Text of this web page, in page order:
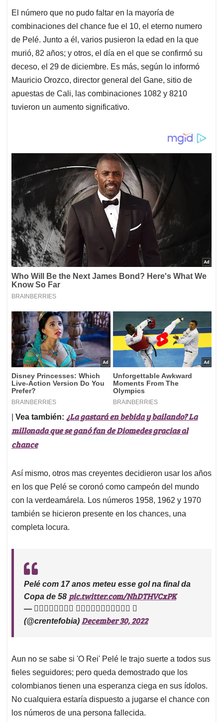
El número que no pudo faltar en la mayoría de
combinaciones del chance fue el 10, el eterno numero
de Pelé. Junto a él, varios pusieron la edad en la que
murió, 82 años; y otros, el día en el que se confirmó su
deceso, el 29 de diciembre. Es más, según lo informó
Mauricio Orozco, director general del Gane, sitio de
apuestas de Cali, las combinaciones 1082 y 8210
tuvieron un aumento significativo.
Vea también: ¿La gastará en bebida y bailando? La
millonada que se ganó fan de Diomedes gracias al
chance
Así mismo, otros mas creyentes decidieron usar los años
en los que Pelé se coronó como campeón del mundo
con la verdeamárela. Los números 1958, 1962 y 1970
también se hicieron presente en los chances, una
completa locura.
Pelé com 17 anos meteu esse gol na final da
Copa de 58 pic.twitter.com/NhDTHVCxPK
— 𝕮𝖗𝖎𝖙𝖎𝖈𝖆𝖘 𝕯𝖊𝖘𝖙𝖗𝖚𝖙𝖎𝖛𝖆𝖘 
(@crentefobia) December 30, 2022
Aun no se sabe si 'O Rei' Pelé le trajo suerte a todos sus
fieles seguidores; pero queda demostrado que los
colombianos tienen una esperanza ciega en sus ídolos.
No cualquiera estaría dispuesto a jugarse el chance con
los números de una persona fallecida.